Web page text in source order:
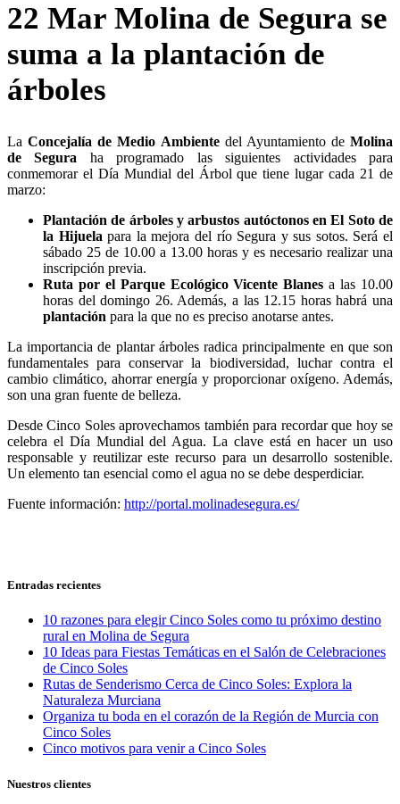
22 Mar Molina de Segura se
suma a la plantación de
árboles
La Concejalía de Medio Ambientedel Ayuntamiento de Molina
de Segura ha programado las siguientes actividades para
conmemorar el Día Mundial del Árbol que tiene lugar cada 21 de
marzo:
Plantación de árboles y arbustos autóctonos en El Soto de
la Hijuela para la mejora del río Segura y sus sotos. Será el
sábado 25 de 10.00 a 13.00 horas y es necesario realizar una
inscripción previa.
Ruta por el Parque Ecológico Vicente Blanes a las 10.00
horas del domingo 26. Además, a las 12.15 horas habrá una
plantación para la que no es preciso anotarse antes.
La importancia de plantar árboles radica principalmente en que son
fundamentales para conservar la biodiversidad, luchar contra el
cambio climático, ahorrar energía y proporcionar oxígeno. Además,
son una gran fuente de belleza.
Desde Cinco Soles aprovechamos también para recordar que hoy se
celebra el Día Mundial del Agua. La clave está en hacer un uso
responsable y reutilizar este recurso para un desarrollo sostenible.
Un elemento tan esencial como el agua no se debe desperdiciar.
Fuente información: http://portal.molinadesegura.es/
Entradas recientes
10 razones para elegir Cinco Soles como tu próximo destino
rural en Molina de Segura
10 Ideas para Fiestas Temáticas en el Salón de Celebraciones
de Cinco Soles
Rutas de Senderismo Cerca de Cinco Soles: Explora la
Naturaleza Murciana
Organiza tu boda en el corazón de la Región de Murcia con
Cinco Soles
Cinco motivos para venir a Cinco Soles
Nuestros clientes